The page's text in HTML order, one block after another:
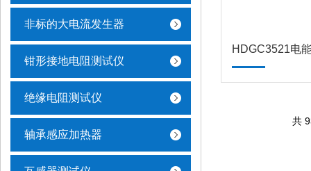
非标的大电流发生器
钳形接地电阻测试仪
绝缘电阻测试仪
轴承感应加热器
HDGC3521电
共